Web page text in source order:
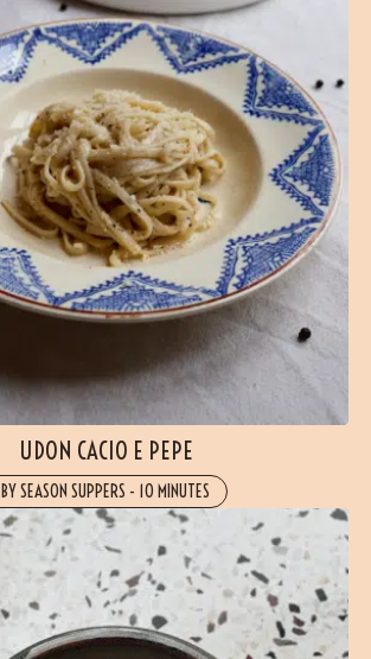
UDON CACIO E PEPE
BY SEASON SUPPERS - 10 MINUTES